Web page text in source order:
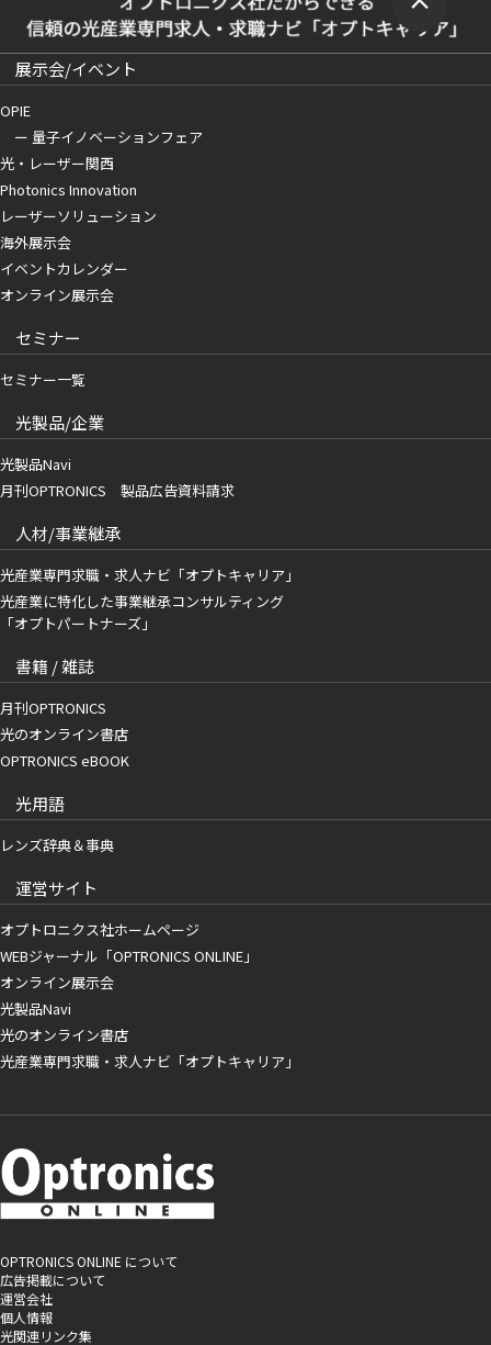
展示会/イベント
OPIE
ー 量子イノベーションフェア
光・レーザー関西
Photonics Innovation
レーザーソリューション
海外展示会
イベントカレンダー
オンライン展示会
セミナー
セミナー一覧
光製品/企業
光製品Navi
月刊OPTRONICS 製品広告資料請求
人材/事業継承
光産業専門求職・求人ナビ「オプトキャリア」
光産業に特化した事業継承コンサルティング
「オプトパートナーズ」
書籍 / 雑誌
月刊OPTRONICS
光のオンライン書店
OPTRONICS eBOOK
光用語
レンズ辞典＆事典
運営サイト
オプトロニクス社ホームページ
WEBジャーナル「OPTRONICS ONLINE」
オンライン展示会
光製品Navi
光のオンライン書店
光産業専門求職・求人ナビ「オプトキャリア」
OPTRONICS ONLINE について
広告掲載について
運営会社
個人情報
光関連リンク集